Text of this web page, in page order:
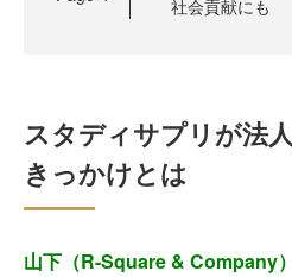
社会貢献にも
スタディサプリが法
きっかけとは
山下（R-Square & Company